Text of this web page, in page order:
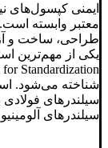
ایمنی کپسول‌های
معتبر وابسته
طراحی، ساخت و
شناخته می‌شود.
سیلندرهای